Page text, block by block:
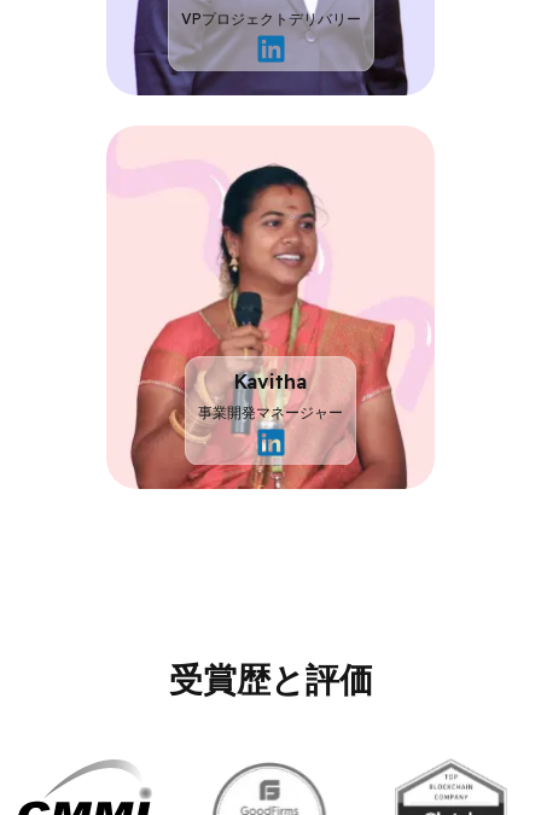
ィ
レ
VPプロジェクトデリバリー
VP
プ
ロ
ジ
ェ
ク
ト
デ
リ
バ
リ
ー
Kavitha
事業開発マネージャー
事
業
開
ャ
ー
受賞歴と評価